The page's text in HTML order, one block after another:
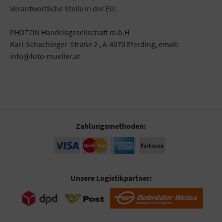
Verantwortliche Stelle in der EU:
PHOTON Handelsgesellschaft m.b.H
Karl-Schachinger-Straße 2 , A-4070 Eferding, email:
info@foto-mueller.at
Zahlungsmethoden:
Unsere Logistikpartner: